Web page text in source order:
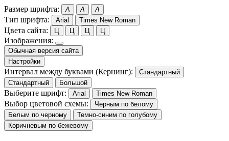
Размер шрифта: A A A
Тип шрифта: Arial Times New Roman
Цвета сайта: Ц Ц Ц Ц
Изображения:
Обычная версия сайта
Настройки
Интервал между буквами (Кернинг):
Стандартный
Стандартный
Большой
Выберите шрифт: Arial Times New Roman
Выбор цветовой схемы:
Черным по белому
Белым по черному
Темно-синим по голубому
Коричневым по бежевому